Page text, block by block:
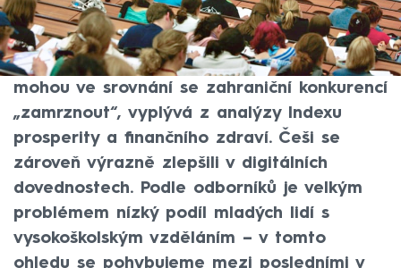
Kvalita tuzemských vysokých škol roste, i
když Česko vydává méně prostředků vůči
HDP než před čtyřmi lety. Univerzity však
mohou ve srovnání se zahraniční konkurencí
„zamrznout“, vyplývá z analýzy Indexu
prosperity a finančního zdraví. Češi se
zároveň výrazně zlepšili v digitálních
dovednostech. Podle odborníků je velkým
problémem nízký podíl mladých lidí s
vysokoškolským vzděláním – v tomto
ohledu se pohybujeme mezi posledními v